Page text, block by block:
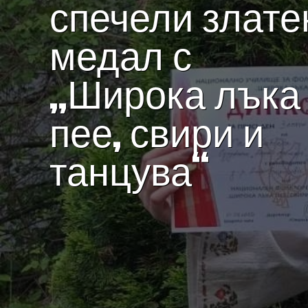
спечели
медал с
„Широка лъка
пее, свири и
танцува“